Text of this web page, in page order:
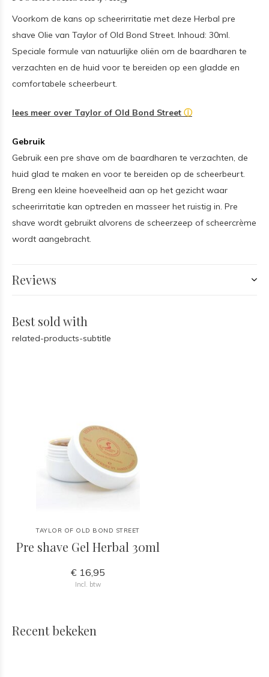
Voorkom de kans op scheerirritatie met deze Herbal pre
shave Olie van Taylor of Old Bond Street. Inhoud: 30ml.
Speciale formule van natuurlijke oliën om de baardharen te
verzachten en de huid voor te bereiden op een gladde en
comfortabele scheerbeurt.
lees meer over Taylor of Old Bond Street ⓘ
Gebruik
Gebruik een pre shave om de baardharen te verzachten, de
huid glad te maken en voor te bereiden op de scheerbeurt.
Breng een kleine hoeveelheid aan op het gezicht waar
scheerirritatie kan optreden en masseer het ruistig in. Pre
shave wordt gebruikt alvorens de scheerzeep of scheercrème
wordt aangebracht.
Reviews
Best sold with
related-products-subtitle
TAYLOR OF OLD BOND STREET
Pre shave Gel Herbal 30ml
€ 16,95
Incl. btw
Recent bekeken